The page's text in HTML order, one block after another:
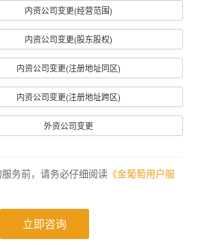
内资公司变更(经营范围)
内资公司变更(股东股权)
内资公司变更(注册地址同区)
内资公司变更(注册地址跨区)
外资公司变更
务前，请务必仔细阅读 《金葡萄用户服
立即咨询